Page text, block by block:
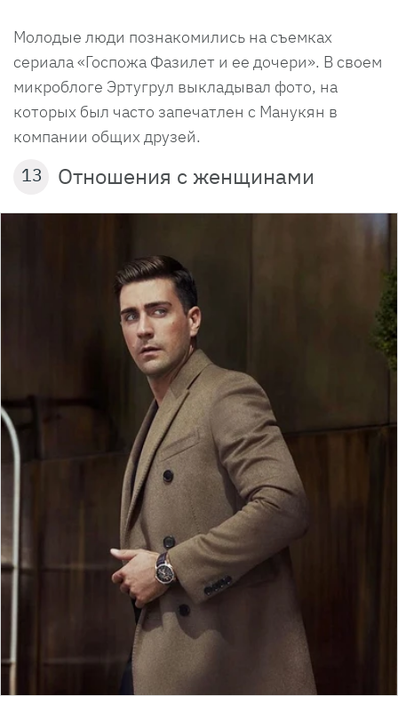
Молодые люди познакомились на съемках
сериала «Госпожа Фазилет и ее дочери». В своем
микроблоге Эртугрул выкладывал фото, на
которых был часто запечатлен с Манукян в
компании общих друзей.
13 Отношения с женщинами